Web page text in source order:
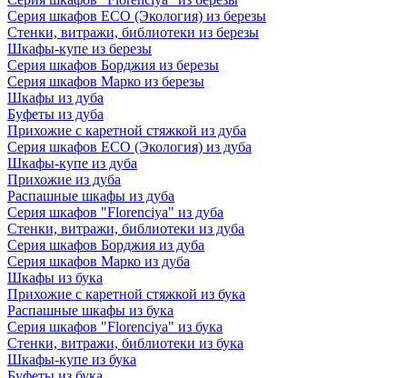
Серия шкафов ECO (Экология) из березы
Стенки, витражи, библиотеки из березы
Шкафы-купе из березы
Серия шкафов Борджия из березы
Серия шкафов Марко из березы
Шкафы из дуба
Буфеты из дуба
Прихожие с каретной стяжкой из дуба
Серия шкафов ECO (Экология) из дуба
Шкафы-купе из дуба
Прихожие из дуба
Распашные шкафы из дуба
Серия шкафов "Florenciya" из дуба
Стенки, витражи, библиотеки из дуба
Серия шкафов Борджия из дуба
Серия шкафов Марко из дуба
Шкафы из бука
Прихожие с каретной стяжкой из бука
Распашные шкафы из бука
Серия шкафов "Florenciya" из бука
Стенки, витражи, библиотеки из бука
Шкафы-купе из бука